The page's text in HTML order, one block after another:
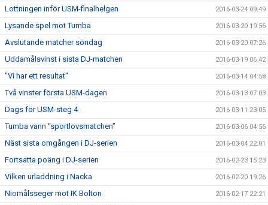
Lottningen inför USM-finalhelgen 2016-03-24 09:49
Lysande spel mot Tumba 2016-03-20 19:56
Avslutande matcher söndag 2016-03-20 07:26
Uddamålsvinst i sista DJ-matchen 2016-03-19 06:42
"Vi har ett resultat" 2016-03-14 04:58
Två vinster första USM-dagen 2016-03-13 07:03
Dags för USM-steg 4 2016-03-11 23:05
Tumba vann “sportlovsmatchen” 2016-03-06 04:56
Näst sista omgången i DJ-serien 2016-03-04 22:01
Fortsatta poäng i DJ-serien 2016-02-23 15:23
Vilken urladdning i Nacka 2016-02-20 19:26
Niomålsseger mot IK Bolton 2016-02-17 22:21